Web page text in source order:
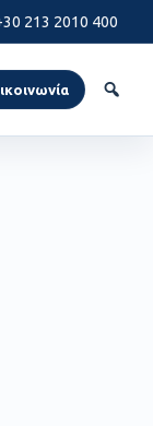
213 2010 400